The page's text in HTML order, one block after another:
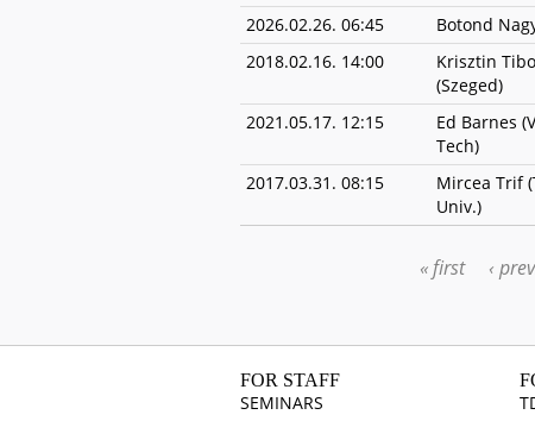
2026.02.26. 06:45 Botond
2018.02.16. 14:00
Krisztin
(Szeged)
2021.05.17. 12:15
Ed Barnes
Tech)
2017.03.31. 08:15
Mircea Trif
Univ.)
« first ‹
FOR STAFF
SEMINARS